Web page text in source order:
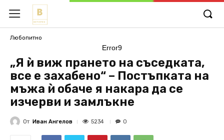
Любопитно
Error9
„Я ѝ виж прането на съседката,
все е захабено“ – Постъпката на
мъжа ѝ обаче я накара да се
изчерви и замлъкне
От Иван Ангелов 5234 0